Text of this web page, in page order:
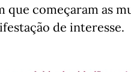
que começaram as
de interesse.